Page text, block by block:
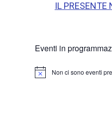
IL PRESENTE
Eventi in
N
Non ci sono eventi